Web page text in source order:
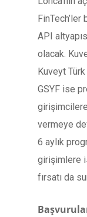
FinTech’ler
API
olacak.
Kuveyt
GSYF ise
vermeye
6 aylık
girişimlere
fırsatı da